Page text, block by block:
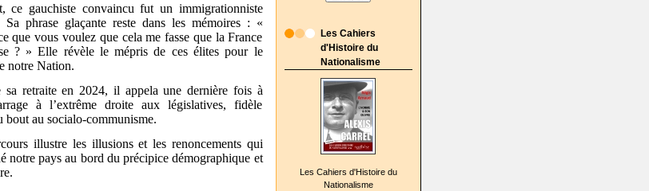
Les Cahiers
d'Histoire du
Nationalisme
Les Cahiers d'Histoire du
Nationalisme
ce gauchiste convaincu fut un immigrationniste
Sa phrase glaçante reste dans les mémoires : «
que vous voulez que cela me fasse que la France
? » Elle révèle le mépris de ces élites pour le
notre Nation.
sa retraite en 2024, il appela une dernière fois à
à l’extrême droite aux législatives, fidèle
bout au socialo-communisme.
illustre les illusions et les renoncements qui
notre pays au bord du précipice démographique et